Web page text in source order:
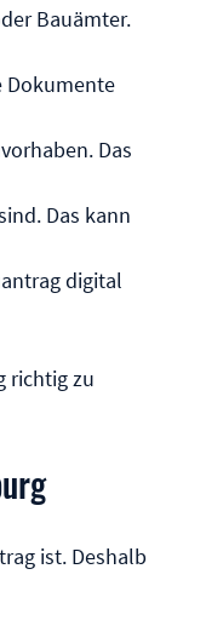
Bauämter.
Dokumente
Das
Das kann
digital
richtig zu
ist. Deshalb